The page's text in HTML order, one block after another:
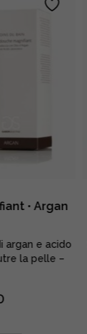
• Argan
argan e acido
la pelle –